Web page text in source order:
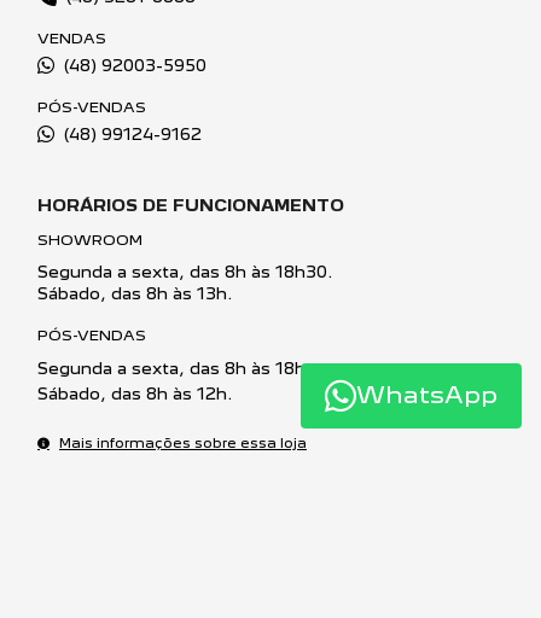
VENDAS
(48) 92003-5950
PÓS-VENDAS
(48) 99124-9162
HORÁRIOS DE FUNCIONAMENTO
SHOWROOM
Segunda a sexta, das 8h às 18h30.
Sábado, das 8h às 13h.
PÓS-VENDAS
Segunda a sexta, das 8h às 18h.
Sábado, das 8h às 12h.
Mais informações sobre essa loja
WhatsApp